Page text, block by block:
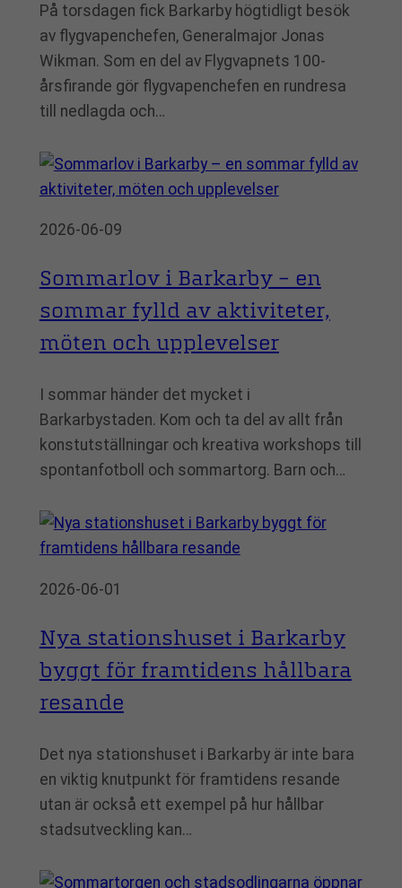
På torsdagen fick Barkarby högtidligt besök
av flygvapenchefen, Generalmajor Jonas
Wikman. Som en del av Flygvapnets 100-
årsfirande gör flygvapenchefen en rundresa
till nedlagda och…
2026-06-09
Sommarlov i Barkarby – en
sommar fylld av aktiviteter,
möten och upplevelser
I sommar händer det mycket i
Barkarbystaden. Kom och ta del av allt från
konstutställningar och kreativa workshops till
spontanfotboll och sommartorg. Barn och…
2026-06-01
Nya stationshuset i Barkarby
byggt för framtidens hållbara
resande
Det nya stationshuset i Barkarby är inte bara
en viktig knutpunkt för framtidens resande
utan är också ett exempel på hur hållbar
stadsutveckling kan…